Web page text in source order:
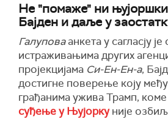
Не "помаже" ни
Бајден и даље у
Галуповаанкета у сагласју је
истраживањима других
пројекцијама Си-Ен-Ен-а,
достигне поверење коју
грађанима ужива Трамп,
суђење у Њујоркуније